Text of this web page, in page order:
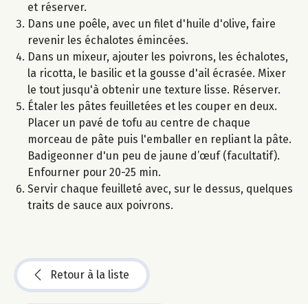
et réserver.
Dans une poêle, avec un filet d'huile d'olive, faire
revenir les échalotes émincées.
Dans un mixeur, ajouter les poivrons, les échalotes,
la ricotta, le basilic et la gousse d'ail écrasée. Mixer
le tout jusqu'à obtenir une texture lisse. Réserver.
Étaler les pâtes feuilletées et les couper en deux.
Placer un pavé de tofu au centre de chaque
morceau de pâte puis l'emballer en repliant la pâte.
Badigeonner d'un peu de jaune d’œuf (facultatif).
Enfourner pour 20-25 min.
Servir chaque feuilleté avec, sur le dessus, quelques
traits de sauce aux poivrons.
Retour à la liste